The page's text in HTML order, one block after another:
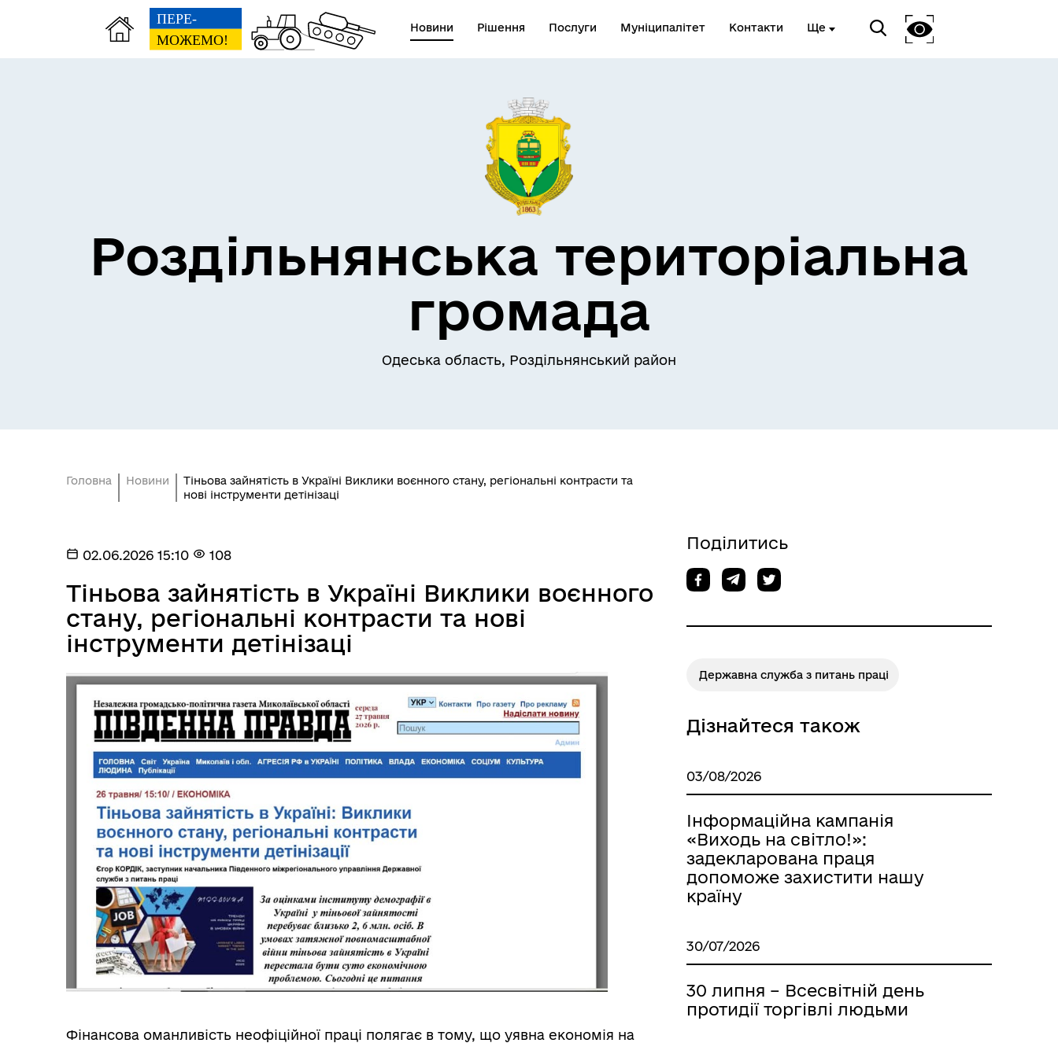
Новини Рішення Послуги Муніципалітет Контакти Ще
Засідання виконавчого
комітету
Трансляції
Рада безбар’єрності
Інформаційна безпека та
Пам’яті військових громади
Квитки на потяг для
Учасникам бойових дій
Військовослужбовцям,
ветеранам та їхнім родинам
Розклад автобусів Одеса-
Роздільнянська територіальна
громада
Одеська область, Роздільнянський район
Головна Новини
Тіньова зайнятість в Україні Виклики воєнного стану, регіональні контрасти та
нові інструменти детінізаці
02.06.2026 15:10 108
Тіньова зайнятість в Україні Виклики воєнного
стану, регіональні контрасти та нові
інструменти детінізаці
Фінансова оманливість неофіційної праці полягає в тому, що уявна економія на
Поділитись
Державна служба з питань праці
Дізнайтеся також
03/08/2026
Інформаційна кампанія
«Виходь на світло!»:
задекларована праця
допоможе захистити нашу
країну
30/07/2026
30 липня – Всесвітній день
протидії торгівлі людьми